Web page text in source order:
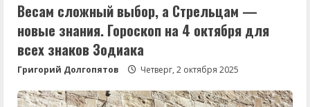
Весам сложный выбор, а Стрельцам —
новые знания. Гороскоп на 4 октября для
всех знаков Зодиака
Григорий Долгопятов Четверг, 2 октября 2025